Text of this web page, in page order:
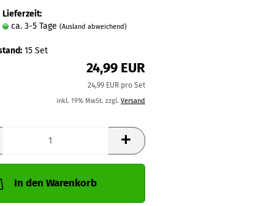
Lieferzeit:
ca. 3-5 Tage (Ausland abweichend)
15 Set
24,99 EUR
24,99 EUR pro Set
inkl. 19% MwSt. zzgl. Versand
In den Warenkorb